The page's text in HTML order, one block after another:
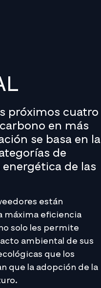
próximos cuatro
en más
se basa en la
de
de las
están
máxima eficiencia
solo les permite
ambiental de sus
que los
que la adopción de la